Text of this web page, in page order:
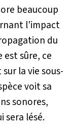
beaucoup
l'impact
du
est sûre, ce
la vie sous-
voit sa
sonores,
sera lésé.